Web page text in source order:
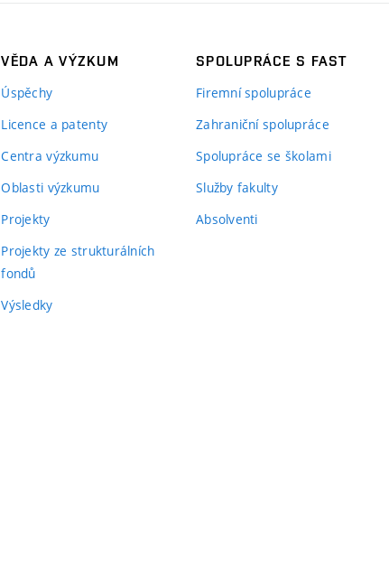
VĚDA A VÝZKUM
Úspěchy
Licence a patenty
Centra výzkumu
Oblasti výzkumu
Projekty
Projekty ze strukturálních
fondů
Výsledky
SPOLUPRÁCE S FAST
Firemní spolupráce
Zahraniční spolupráce
Spolupráce se školami
Služby fakulty
Absolventi